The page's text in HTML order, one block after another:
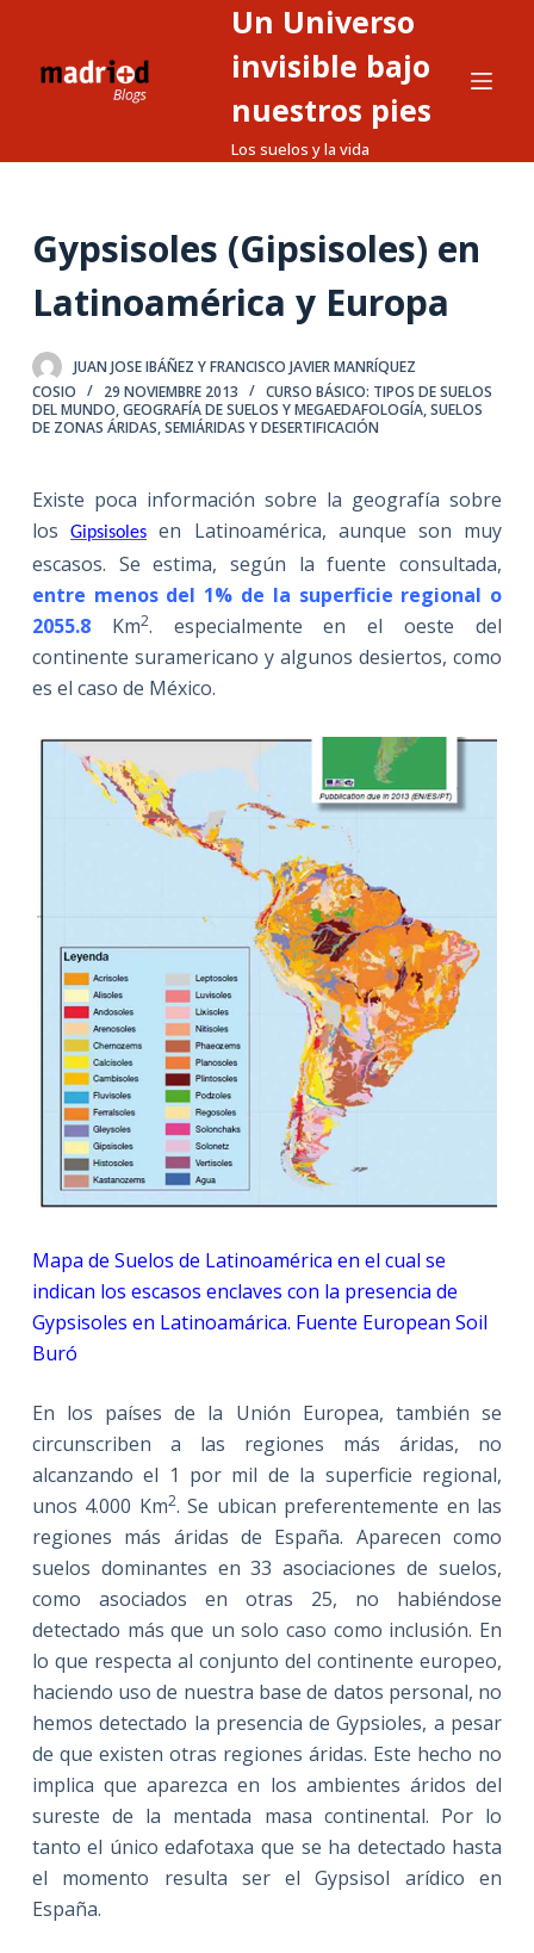
e
n
d
o
Un Universo
invisible bajo
nuestros pies
Los suelos y la vida
Gypsisoles (Gipsisoles) en
Latinoamérica y Europa
JUAN JOSE IBÁÑEZ Y FRANCISCO JAVIER MANRÍQUEZ
COSIO
29 NOVIEMBRE 2013
CURSO BÁSICO: TIPOS DE SUELOS
DEL MUNDO,GEOGRAFÍA DE SUELOS Y MEGAEDAFOLOGÍA,SUELOS
DE ZONAS ÁRIDAS, SEMIÁRIDAS Y DESERTIFICACIÓN
Existe poca información sobre la geografía sobre
losGipsisoles
en Latinoamérica, aunque son muy
escasos. Se estima, según la fuente consultada,
entre menos del 1% de la superficie regional o
2055.8Km2. especialmente en el oeste del
continente suramericano y algunos desiertos, como
es el caso de México.
Mapa de Suelos de Latinoamérica en el cual se
indican los escasos enclaves con la presencia de
Gypsisoles en Latinoamárica. Fuente European Soil
Buró
En los países de la Unión Europea, también se
circunscriben a las regiones más áridas, no
alcanzando el 1 por mil de la superficie regional,
unos 4.000 Km2. Se ubican preferentemente en las
regiones más áridas de España. Aparecen como
suelos dominantes en 33 asociaciones de suelos,
como asociados en otras 25, no habiéndose
detectado más que un solo caso como inclusión. En
lo que respecta al conjunto del continente europeo,
haciendo uso de nuestra base de datos personal, no
hemos detectado la presencia de Gypsioles, a pesar
de que existen otras regiones áridas. Este hecho no
implica que aparezca en los ambientes áridos del
sureste de la mentada masa continental. Por lo
tanto el único edafotaxa que se ha detectado hasta
el momento resulta ser el Gypsisol arídico en
España.